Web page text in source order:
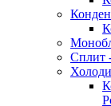
Сплит